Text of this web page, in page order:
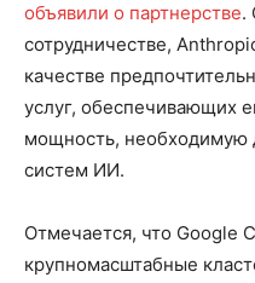
объявили о партнерстве.
сотрудничестве,
качестве
услуг, обеспечивающих
мощность, необходимую
систем ИИ.
Отмечается, что Google
крупномасштабные